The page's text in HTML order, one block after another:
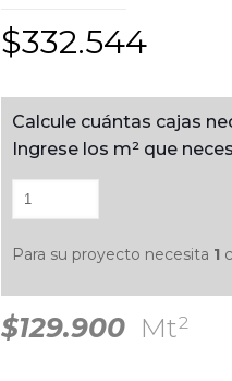
$332.544
Calcule cuántas cajas
Ingrese los m² que
Para su proyecto necesita 1
$129.900 Mt²